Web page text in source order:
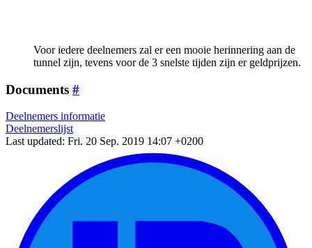
Voor iedere deelnemers zal er een mooie herinnering aan de
tunnel zijn, tevens voor de 3 snelste tijden zijn er geldprijzen.
Documents #
Deelnemers informatie
Deelnemerslijst
Last updated: Fri. 20 Sep. 2019 14:07 +0200